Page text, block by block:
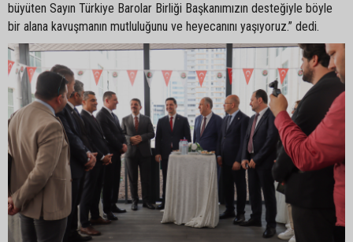
büyüten Sayın Türkiye Barolar Birliği Başkanımızın desteğiyle böyle
bir alana kavuşmanın mutluluğunu ve heyecanını yaşıyoruz.” dedi.